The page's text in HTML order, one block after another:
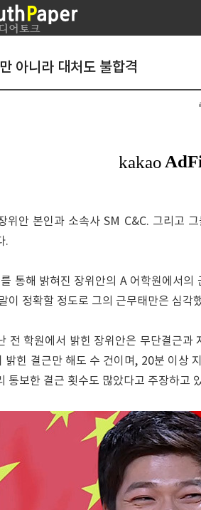
아니라 대처도 불합격
위안 본인과 소속사 SM C&C. 그리고
.
통해 밝혀진 장위안의 A 어학원에서의
이 정확할 정도로 그의 근무태만은 심각
전 학원에서 밝힌 장위안은 무단결근과
밝힌 결근만 해도 수 건이며, 20분 이상
통보한 결근 횟수도 많았다고 주장하고